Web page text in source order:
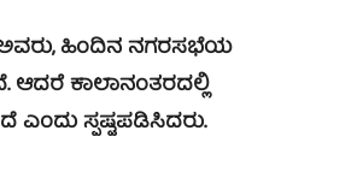
ಅವರು, ಹಿಂದಿನ ನಗರಸಭೆಯ
ಕಾಲಾನಂತರದಲ್ಲಿ
ಸ್ಪಷ್ಟಪಡಿಸಿದರು.